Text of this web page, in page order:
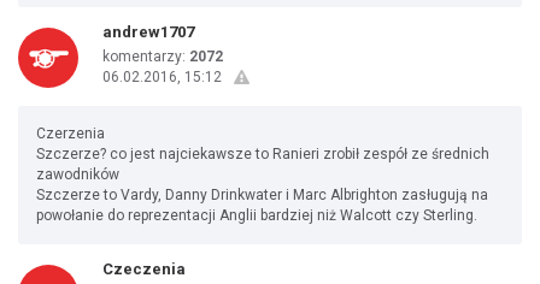
andrew1707
komentarzy: 2072
06.02.2016, 15:12
Czerzenia
Szczerze? co jest najciekawsze to Ranieri zrobił zespół ze średnich
zawodników
Szczerze to Vardy, Danny Drinkwater i Marc Albrighton zasługują na
powołanie do reprezentacji Anglii bardziej niż Walcott czy Sterling.
Czeczenia